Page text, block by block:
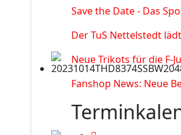
Save the Date - Das
Der TuS Nettelstedt
Neue Trikots für die F-
Fanshop News: Neue